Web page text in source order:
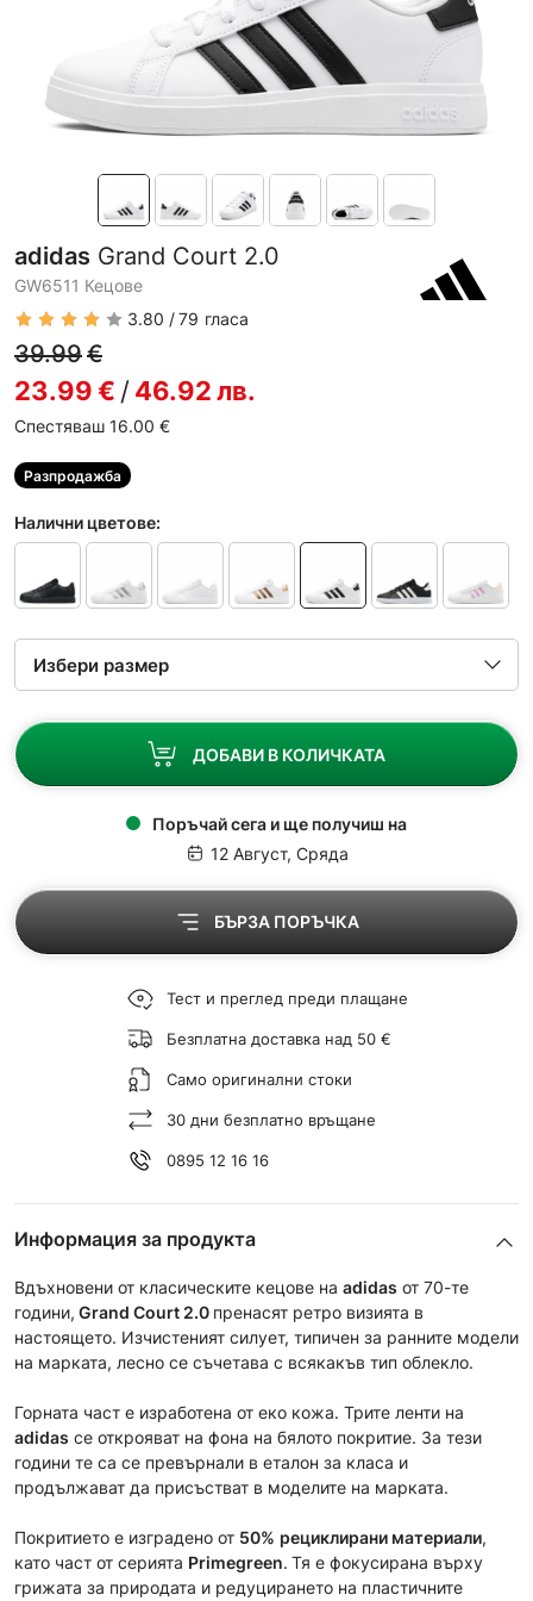
adidas Grand Court 2.0
GW6511 Кецове
3.80
79 гласа
39.99€
23.99€ /46.92лв.
Спестяваш 16.00 €
Разпродажба
Налични цветове:
ДОБАВИ В КОЛИЧКАТА
Поръчай сега и ще получиш на
12 Август, Сряда
БЪРЗА ПОРЪЧКА
Тест и преглед преди плащане
Безплатна доставка над 50 €
Само оригинални стоки
30 дни безплатно връщане
0895 12 16 16
Информация за продукта
Вдъхновени от класическите кецове на adidas от 70-те
години, Grand Court 2.0 пренасят ретро визията в
настоящето. Изчистеният силует, типичен за ранните модели
на марката, лесно се съчетава с всякакъв тип облекло.
Горната част е изработена от еко кожа. Трите ленти на
adidas се открояват на фона на бялото покритие. За тези
години те са се превърнали в еталон за класа и
продължават да присъстват в моделите на марката.
Покритието е изградено от 50% рециклирани материали,
като част от серията Primegreen. Тя е фокусирана върху
грижата за природата и редуцирането на пластичните